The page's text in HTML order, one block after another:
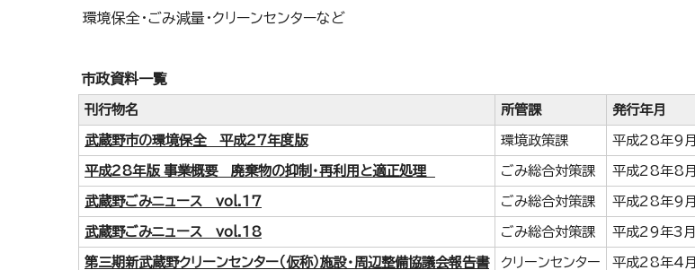
環境保全・ごみ減量・クリーンセンターなど
市政資料一覧
刊行物名 所管課 発行年月
武蔵野市の環境保全 平成27年度版 環境政策課 平成28年9月
平成28年版 事業概要 廃棄物の抑制・再利用と適正処理 ごみ総合対策課 平成28年8月
武蔵野ごみニュース vol.17 ごみ総合対策課 平成28年9月
武蔵野ごみニュース vol.18 ごみ総合対策課 平成29年3月
第三期新武蔵野クリーンセンター（仮称）施設・周辺整備協議会報告書 クリーンセンター 平成28年4月